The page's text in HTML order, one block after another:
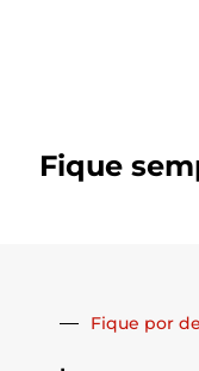
Fique
Fique por